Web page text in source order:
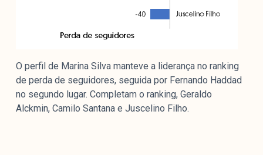
O perfil de Marina Silva manteve a liderança no ranking
de perda de seguidores, seguida por Fernando Haddad
no segundo lugar. Completam o ranking, Geraldo
Alckmin, Camilo Santana e Juscelino Filho.